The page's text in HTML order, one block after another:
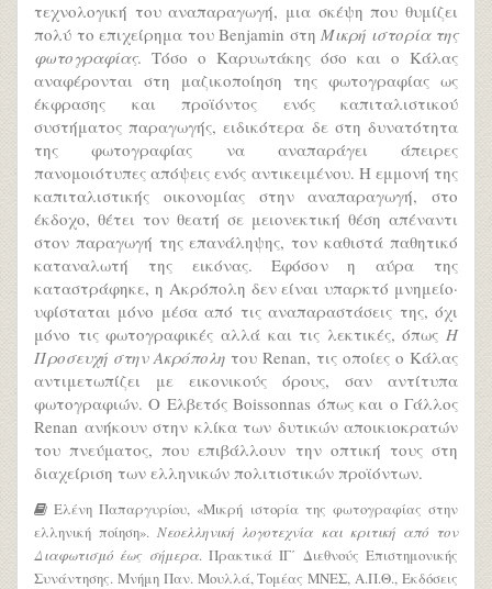
τεχνολογική του αναπαραγωγή, μια σκέψη που θυμίζει
πολύ το επιχείρημα του Benjamin στη Μικρή ιστορία της
φωτογραφίας. Τόσο ο Καρυωτάκης όσο και ο Κάλας
αναφέρονται στη μαζικοποίηση της φωτογραφίας ως
έκφρασης και προϊόντος ενός καπιταλιστικού
συστήματος παραγωγής, ειδικότερα δε στη δυνατότητα
της φωτογραφίας να αναπαράγει άπειρες
πανομοιότυπες απόψεις ενός αντικειμένου. Η εμμονή της
καπιταλιστικής οικονομίας στην αναπαραγωγή, στο
έκδοχο, θέτει τον θεατή σε μειονεκτική θέση απέναντι
στον παραγωγή της επανάληψης, τον καθιστά παθητικό
καταναλωτή της εικόνας. Εφόσον η αύρα της
καταστράφηκε, η Ακρόπολη δεν είναι υπαρκτό μνημείο·
υφίσταται μόνο μέσα από τις αναπαραστάσεις της, όχι
μόνο τις φωτογραφικές αλλά και τις λεκτικές, όπως Η
Προσευχή στην Ακρόπολη του Renan, τις οποίες ο Κάλας
αντιμετωπίζει με εικονικούς όρους, σαν αντίτυπα
φωτογραφιών. Ο Ελβετός Boissonnas όπως και ο Γάλλος
Renan ανήκουν στην κλίκα των δυτικών αποικιοκρατών
του πνεύματος, που επιβάλλουν την οπτική τους στη
διαχείριση των ελληνικών πολιτιστικών προϊόντων.
Ελένη Παπαργυρίου, «Μικρή ιστορία της φωτογραφίας στην
ελληνική ποίηση». Νεοελληνική λογοτεχνία και κριτική από τον
Διαφωτισμό έως σήμερα. Πρακτικά ΙΓ΄ Διεθνούς Επιστημονικής
Συνάντησης. Μνήμη Παν. Μουλλά, Τομέας ΜΝΕΣ, Α.Π.Θ., Εκδόσεις